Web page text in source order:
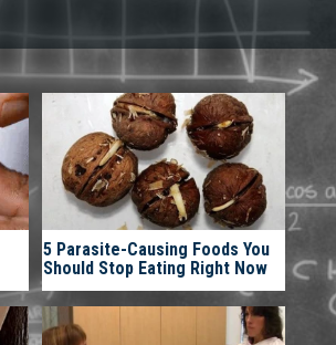
5 Parasite-Causing Foods You
Should Stop Eating Right Now